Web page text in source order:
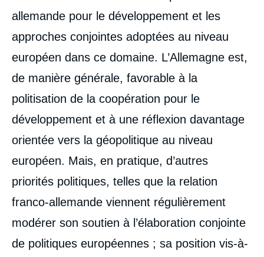
allemande pour le développement et les
approches conjointes adoptées au niveau
européen dans ce domaine. L’Allemagne est,
de manière générale, favorable à la
politisation de la coopération pour le
développement et à une réflexion davantage
orientée vers la géopolitique au niveau
européen. Mais, en pratique, d’autres
priorités politiques, telles que la relation
franco-allemande viennent régulièrement
modérer son soutien à l’élaboration conjointe
de politiques européennes ; sa position vis-à-